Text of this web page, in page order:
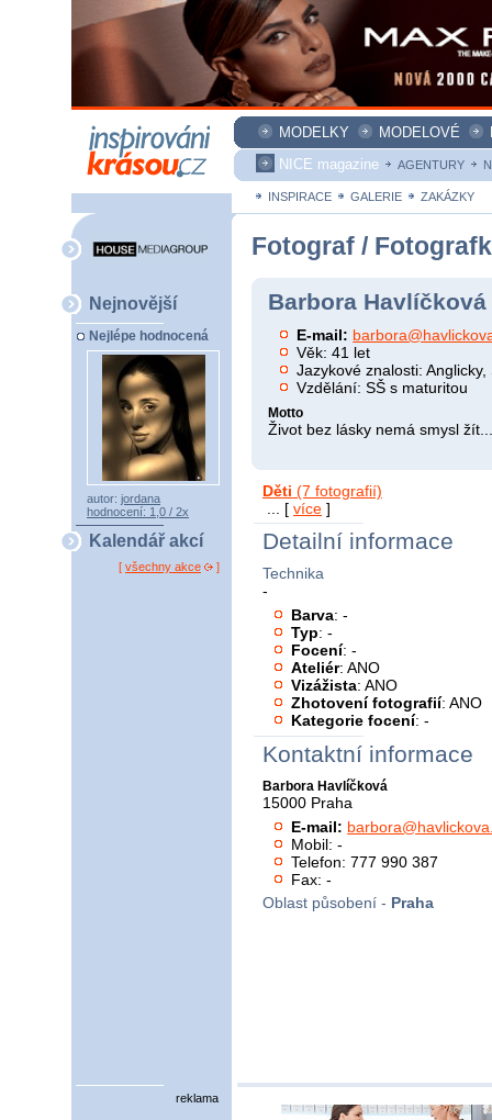
MODELKY MODELOVÉ
NICE magazine
AGENTURY
INSPIRACE GALERIE ZAKÁZKY
Nejnovější
Nejlépe hodnocená
autor: jordana
hodnocení: 1,0 / 2x
Kalendář akcí
[ všechny akce ]
Fotograf /
Barbora
E-mail:
Věk: 41 let
Jazykové znalosti: Anglicky,
Vzdělání: SŠ s maturitou
Motto
Život bez lásky nemá smysl žít...
Děti (7 fotografií)
... [ více ]
Detailní informace
Technika
-
Barva: -
Typ: -
Focení: -
Ateliér: ANO
Vizážista: ANO
Zhotovení fotografií: ANO
Kategorie focení: -
Kontaktní informace
Barbora Havlíčková
15000 Praha
E-mail:
Mobil: -
Telefon: 777 990 387
Fax: -
Oblast působení - Praha
reklama